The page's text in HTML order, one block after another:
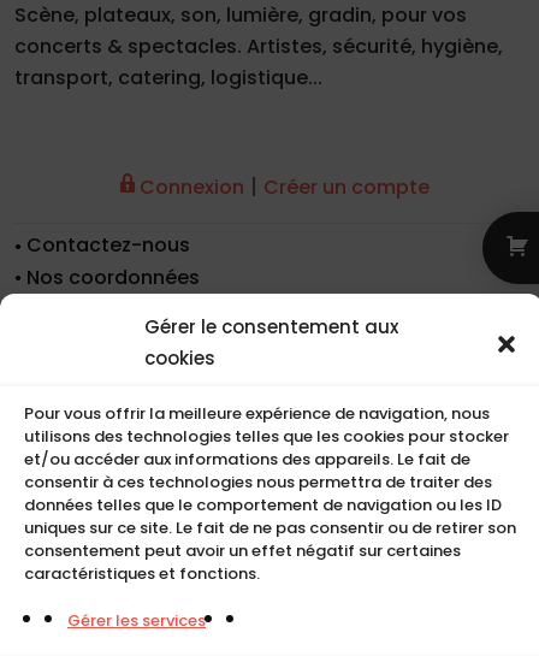
Gérer le consentement aux
cookies
Pour vous offrir la meilleure expérience de navigation, nous
utilisons des technologies telles que les cookies pour stocker
et/ou accéder aux informations des appareils. Le fait de
consentir à ces technologies nous permettra de traiter des
données telles que le comportement de navigation ou les ID
uniques sur ce site. Le fait de ne pas consentir ou de retirer son
consentement peut avoir un effet négatif sur certaines
caractéristiques et fonctions.
Gérer les services
Scène, plateaux, son, lumière, gradin, pour vos
concerts & spectacles. Artistes, sécurité, hygiène,
transport, catering, logistique...
Connexion | Créer un compte
Contactez-nous
Nos coordonnées
Recrutement
Conditions de location
CGU
Mentions légales
Politique de cookies (UE)
COMPACT
5, Rue Ambroise Croizat